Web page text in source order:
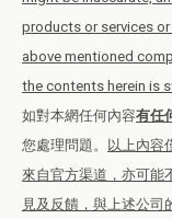
products or services
above mentioned
the contents herein is
如對本網任何內容有任
您處理問題。
以上內容
來自官方渠道，亦可能
見及反饋，與上述公司